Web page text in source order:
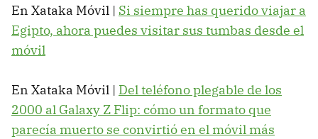
En Xataka Móvil | Si siempre has querido viajar a
Egipto, ahora puedes visitar sus tumbas desde el
móvil
En Xataka Móvil | Del teléfono plegable de los
2000 al Galaxy Z Flip: cómo un formato que
parecía muerto se convirtió en el móvil más